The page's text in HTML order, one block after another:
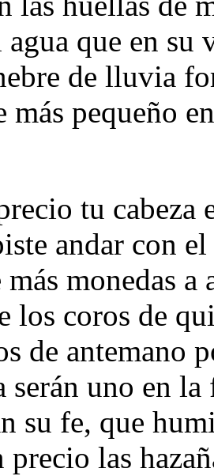
agua que en
de lluvia
más pequeño
tu cabeza
andar con
monedas
los coros de
de antemano
serán uno en
su fe, que
las